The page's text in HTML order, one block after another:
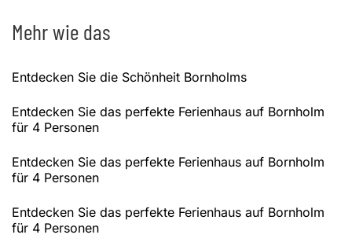
Mehr wie das
Entdecken Sie die Schönheit Bornholms
Entdecken Sie das perfekte Ferienhaus auf Bornholm
für 4 Personen
Entdecken Sie das perfekte Ferienhaus auf Bornholm
für 4 Personen
Entdecken Sie das perfekte Ferienhaus auf Bornholm
für 4 Personen